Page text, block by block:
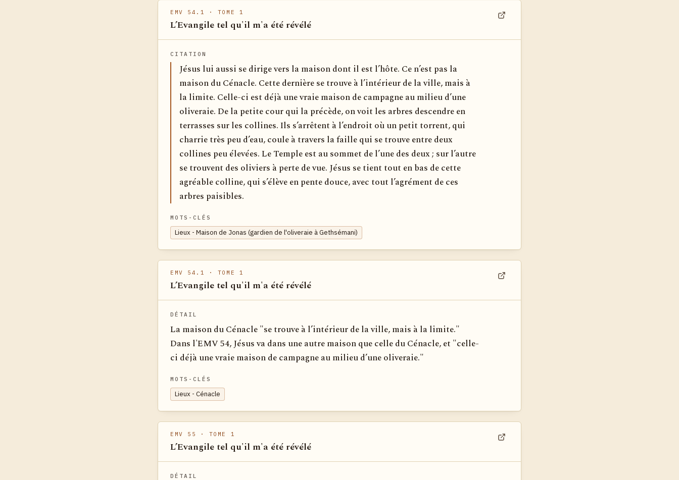
EMV 54.1 · TOME 1
L’Evangile tel qu'il m'a été révélé
CITATION
Jésus lui aussi se dirige vers la maison dont il est l’hôte. Ce n’est pas la
maison du Cénacle. Cette dernière se trouve à l’intérieur de la ville, mais à
la limite. Celle-ci est déjà une vraie maison de campagne au milieu d’une
oliveraie. De la petite cour qui la précède, on voit les arbres descendre en
terrasses sur les collines. Ils s’arrêtent à l’endroit où un petit torrent, qui
charrie très peu d’eau, coule à travers la faille qui se trouve entre deux
collines peu élevées. Le Temple est au sommet de l’une des deux ; sur l’autre
se trouvent des oliviers à perte de vue. Jésus se tient tout en bas de cette
agréable colline, qui s’élève en pente douce, avec tout l’agrément de ces
arbres paisibles.
MOTS-CLÉS
Lieux - Maison de Jonas (gardien de l'oliveraie à Gethsémani)
EMV 54.1 · TOME 1
L’Evangile tel qu'il m'a été révélé
DÉTAIL
La maison du Cénacle "se trouve à l’intérieur de la ville, mais à la limite."
Dans l'EMV 54, Jésus va dans une autre maison que celle du Cénacle, et "celle-
ci déjà une vraie maison de campagne au milieu d’une oliveraie."
MOTS-CLÉS
Lieux - Cénacle
EMV 55 · TOME 1
L’Evangile tel qu'il m'a été révélé
DÉTAIL